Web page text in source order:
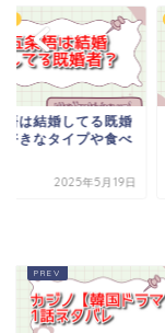
悟はクズで性格変わ
？性格悪い&キレる
2025年5月26日